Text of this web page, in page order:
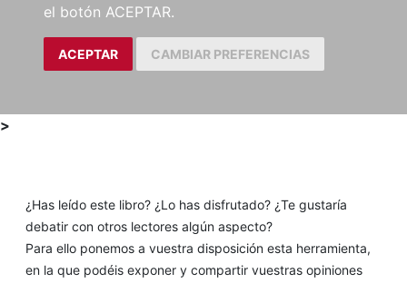
el botón ACEPTAR.
ACEPTAR CAMBIAR PREFERENCIAS
>
¿Has leído este libro? ¿Lo has disfrutado? ¿Te gustaría
debatir con otros lectores algún aspecto?
Para ello ponemos a vuestra disposición esta herramienta,
en la que podéis exponer y compartir vuestras opiniones